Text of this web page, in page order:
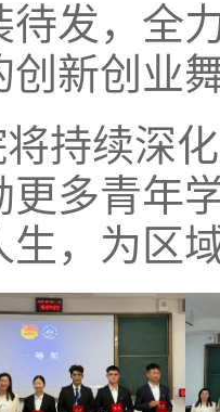
待发，全
创新创业
持续深
更多青年
生，为区